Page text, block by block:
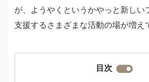
が、ようやくというかやっと新しい
支援するさまざまな活動の場が増え
目次